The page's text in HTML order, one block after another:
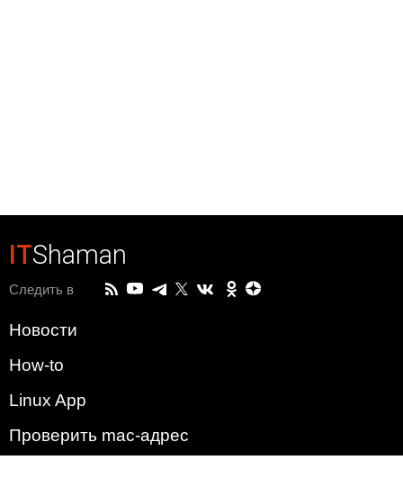
ITShaman
Следить в
Новости
How-to
Linux App
Проверить mac-адрес